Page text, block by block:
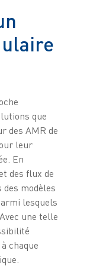
que
des AMR de
leur
En
des flux de
modèles
lesquels
une telle
chaque